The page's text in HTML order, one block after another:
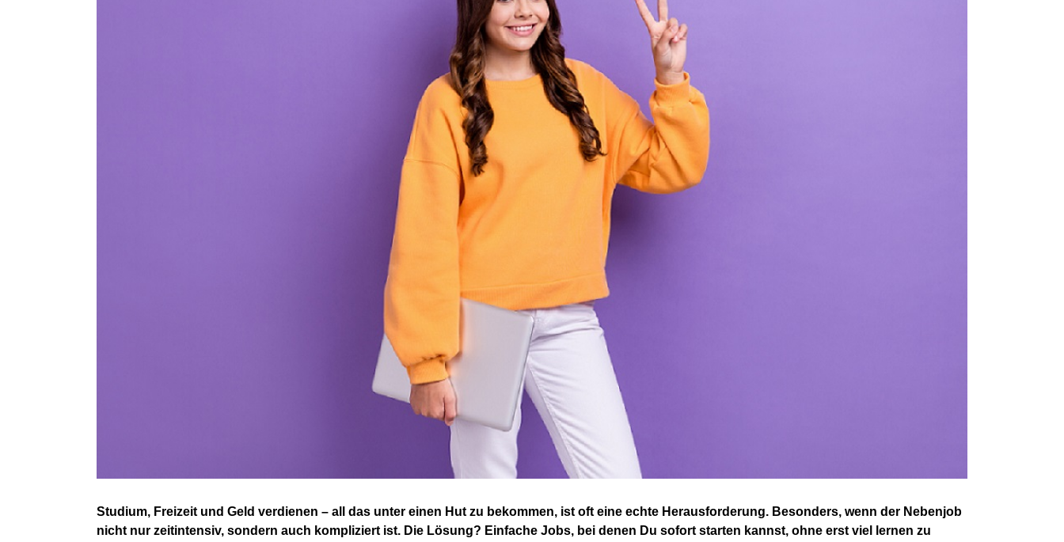
Studium, Freizeit und Geld verdienen – all das unter einen Hut zu bekommen, ist oft eine echte Herausforderung. Besonders, wenn der Nebenjob
nicht nur zeitintensiv, sondern auch kompliziert ist. Die Lösung? Einfache Jobs, bei denen Du sofort starten kannst, ohne erst viel lernen zu